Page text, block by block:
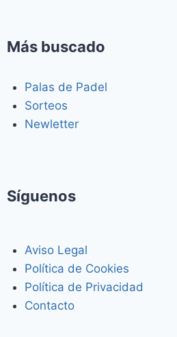
Más buscado
Palas de Padel
Sorteos
Newletter
Síguenos
Aviso Legal
Política de Cookies
Política de Privacidad
Contacto